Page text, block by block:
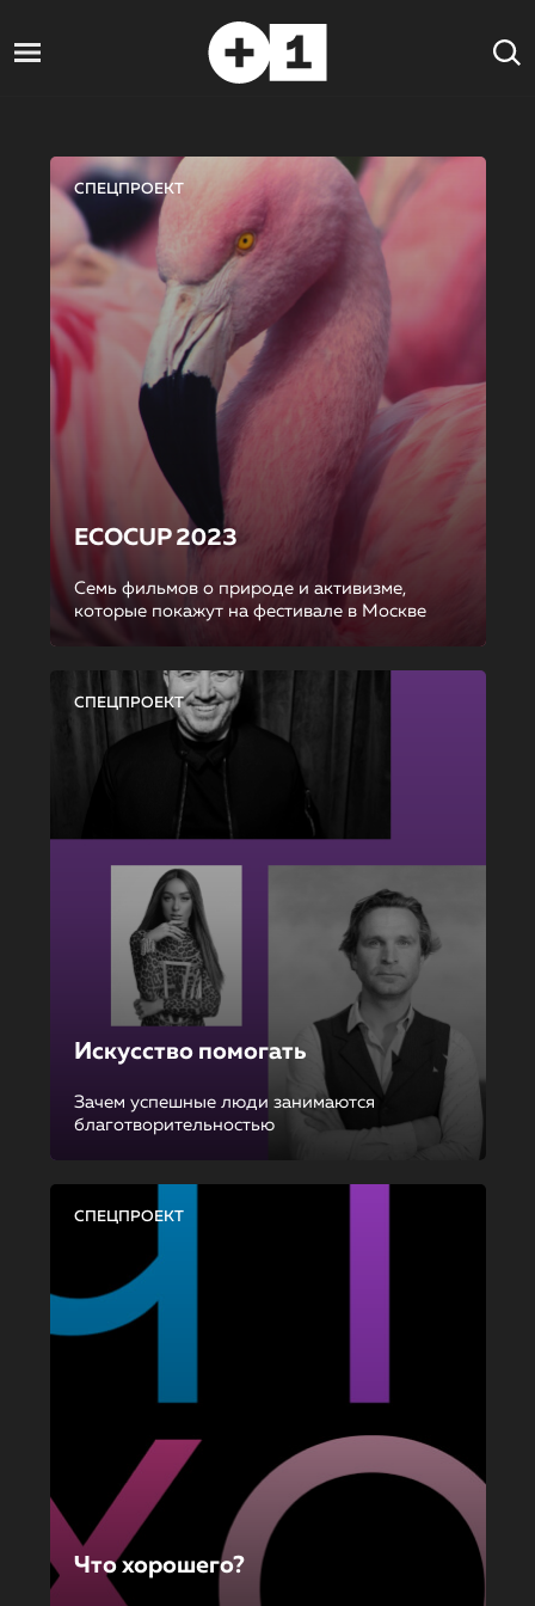
СПЕЦПРОЕКТ
ECOCUP 2023
Семь фильмов о природе и активизме,
которые покажут на фестивале в Москве
СПЕЦПРОЕКТ
Искусство помогать
Зачем успешные люди занимаются
благотворительностью
СПЕЦПРОЕКТ
Что хорошего?